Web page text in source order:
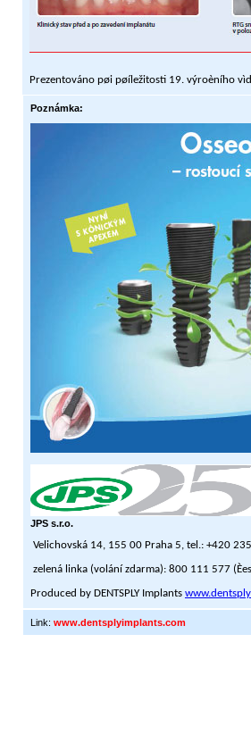
Prezentováno pøi pøíležitosti 19. výroèního
Poznámka:
JPS s.r.o.
Velichovská 14, 155 00 Praha 5, tel.: +420
zelená linka (volání zdarma): 800 111 577
Produced by DENTSPLY Implants
Link: www.dentsplyimplants.com